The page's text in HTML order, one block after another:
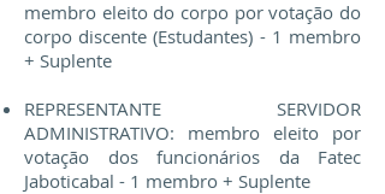
membro eleito do corpo por votação do
corpo discente (Estudantes) - 1 membro
+ Suplente
REPRESENTANTE SERVIDOR
ADMINISTRATIVO: membro eleito por
votação dos funcionários da Fatec
Jaboticabal - 1 membro + Suplente